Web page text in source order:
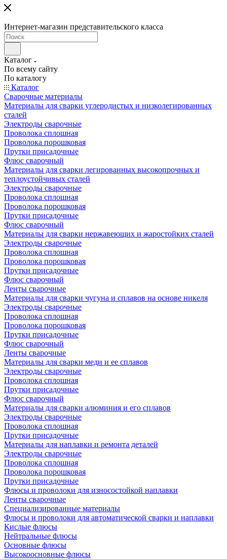
Интернет-магазин представительского класса
Каталог
По всему сайту
По каталогу
Каталог
Сварочные материалы
Материалы для сварки углеродистых и низколегированных
сталей
Электроды сварочные
Проволока сплошная
Проволока порошковая
Прутки присадочные
Флюс сварочный
Материалы для сварки легированных высокопрочных и
теплоустойчивых сталей
Электроды сварочные
Проволока сплошная
Проволока порошковая
Прутки присадочные
Флюс сварочный
Материалы для сварки нержавеющих и жаростойких сталей
Электроды сварочные
Проволока сплошная
Проволока порошковая
Прутки присадочные
Флюс сварочный
Ленты сварочные
Материалы для сварки чугуна и сплавов на основе никеля
Электроды сварочные
Проволока сплошная
Проволока порошковая
Прутки присадочные
Флюс сварочный
Ленты сварочные
Материалы для сварки меди и ее сплавов
Электроды сварочные
Проволока сплошная
Прутки присадочные
Флюс сварочный
Материалы для сварки алюминия и его сплавов
Электроды сварочные
Проволока сплошная
Прутки присадочные
Материалы для наплавки и ремонта деталей
Электроды сварочные
Проволока сплошная
Проволока порошковая
Прутки присадочные
Флюсы и проволоки для износостойкой наплавки
Ленты сварочные
Специализированные материалы
Флюсы и проволоки для автоматической сварки и наплавки
Кислые флюсы
Нейтральные флюсы
Основные флюсы
Высокоосновные флюсы